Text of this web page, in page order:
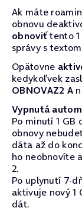
Ak máte
obnovu
obnoviťtento 1
správy s textom
Opätovne
kedykoľvek
OBNOVAZ2 A
Vypnutá
Po minutí 1
obnovy
dáta až do
ho neobnovíte
2.
Po uplynutí 7-
aktivuje nový 1
dát.